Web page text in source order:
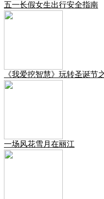
五一长假女生出行安全指南
《我爱挖智慧》玩转圣诞节
一场风花雪月在丽江